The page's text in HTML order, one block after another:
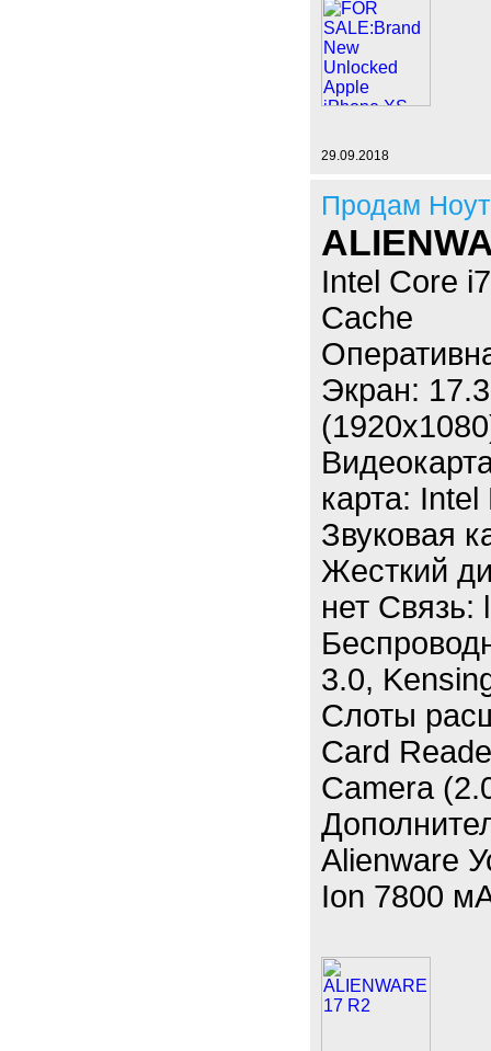
29.09.2018
Продам
Intel Core
Cache
Экран:
карта:
Звуковая
Жесткий
нет Связь:
3.0,
Слоты
Card
Camera
Alienware
Ion 7800